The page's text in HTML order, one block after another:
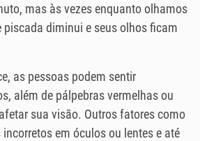
mas às vezes enquanto olhamos
piscada diminui e seus olhos ficam
as pessoas podem sentir
além de pálpebras vermelhas ou
sua visão. Outros fatores como
em óculos ou lentes e até